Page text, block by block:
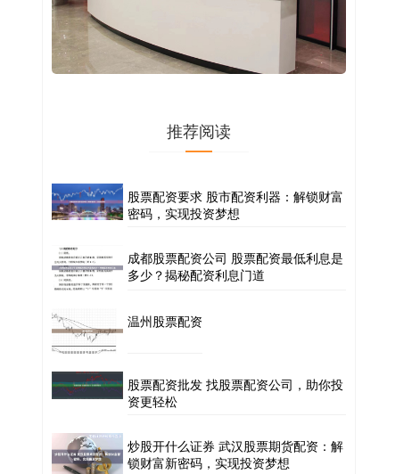
推荐阅读
股票配资要求 股市配资利器：解锁财富
密码，实现投资梦想
成都股票配资公司 股票配资最低利息是
多少？揭秘配资利息门道
温州股票配资
股票配资批发 找股票配资公司，助你投
资更轻松
炒股开什么证券 武汉股票期货配资：解
锁财富新密码，实现投资梦想